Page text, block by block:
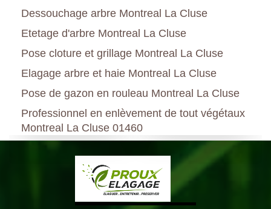
Dessouchage arbre Montreal La Cluse
Etetage d'arbre Montreal La Cluse
Pose cloture et grillage Montreal La Cluse
Elagage arbre et haie Montreal La Cluse
Pose de gazon en rouleau Montreal La Cluse
Professionnel en enlèvement de tout végétaux
Montreal La Cluse 01460